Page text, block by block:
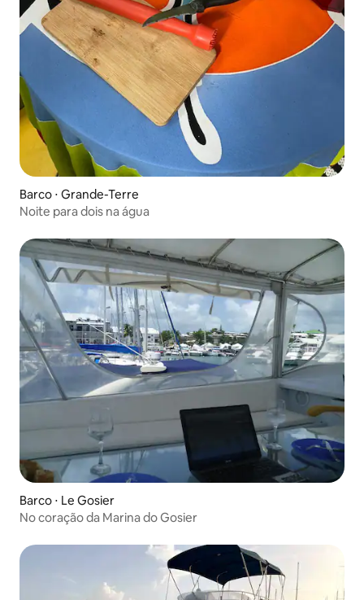
Barco ⋅ Grande-Terre
Noite para dois na água
Barco ⋅ Le Gosier
No coração da Marina do Gosier